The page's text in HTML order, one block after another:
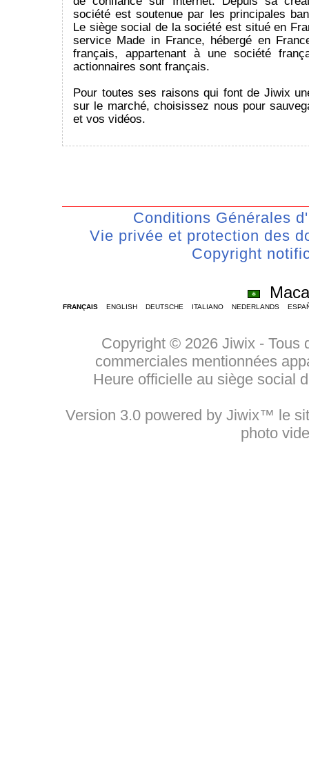
société est soutenue par les principales
Le siège social de la société est situé en
service Made in France, hébergé en
français, appartenant à une société
actionnaires sont français.
Pour toutes ses raisons qui font de Jiwix
sur le marché, choisissez nous pour
et vos vidéos.
Conditions Générales
Vie privée et protection des
Copyright
FRANÇAIS ENGLISH DEUTSCHE ITALIANO NEDERLANDS
Copyright © 2026 Jiwix - Tous
commerciales mentionnées
Heure officielle au siège social
Version 3.0 powered by Jiwix™ le
photo